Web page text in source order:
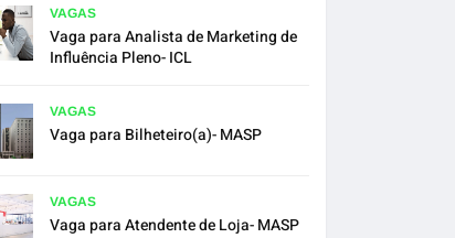
VAGAS
Vaga para Analista de Marketing de
Influência Pleno- ICL
VAGAS
Vaga para Bilheteiro(a)- MASP
VAGAS
Vaga para Atendente de Loja- MASP